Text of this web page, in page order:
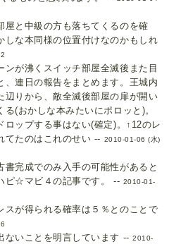
屋と中級の方も落ちてくるのを確
しな本同様の位置付けなのかもしれ
ンが沸くスイッチ部屋全滅後また目
、連日の報告をまとめます。王城内
辺りから、敵全滅後部屋の扉が開い
(おかしな本みたいにポロッと)。
ロップする事はない(確定)。↑12のレ
てたのはこれのせい -- 2010-01-06 (水)
書完成でのみ入手の可能性があると
ピ☆マビ４の記事です。 -- 2010-01-
スが得られる確率は５％とのことで
ないことを明言しています --2010-